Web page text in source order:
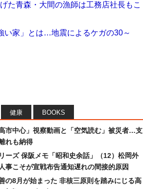
た青森・大間の漁師は工務店社長もこ
い家」とは…地震によるケガの30～
健康 BOOKS
高市中心」視察動画と「空気読む」被災者…支
れも納得
ーズ 保阪メモ「昭和史余話」（12）松岡外
事こそが宣戦布告通知遅れの間接的原因
の8月が始まった 非核三原則を踏みにじる高